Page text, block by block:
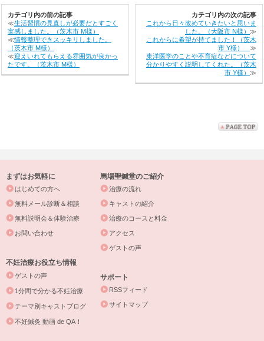
カテゴリ内の前の記事
≪生活習慣の見直しが必要だとすごく
実感しました。（茨木市 M様）
≪情報整理できスッキリしました。
（茨木市 M様）
≪迎えいれてもらえる雰囲気が良かっ
たです。（茨木市 M様）
カテゴリ内の次の記事
これから日々改めていきたいと思いま
した。（大阪市 N様） ≫
これからに希望が持てました！（茨木
市 Y様） ≫
東洋医学のことや不育症などについて
分かりやすく説明してくれた。（茨木
市 Y様） ≫
まずはお気軽に
はじめての方へ
無料メール診断＆相談
無料説明会＆体験治療
お問い合わせ
馬場聖鍼堂のご紹介
治療の流れ
キャストの紹介
治療のコースと料金
アクセス
ゲストの声
不妊治療お役立ち情報
ゲストの声
1分間で分かる不妊治療
テーマ別キャストブログ
不妊鍼灸 動画 de QA！
サポート
RSSフィード
サイトマップ